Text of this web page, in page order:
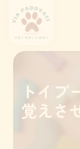
トイプ
覚えさ